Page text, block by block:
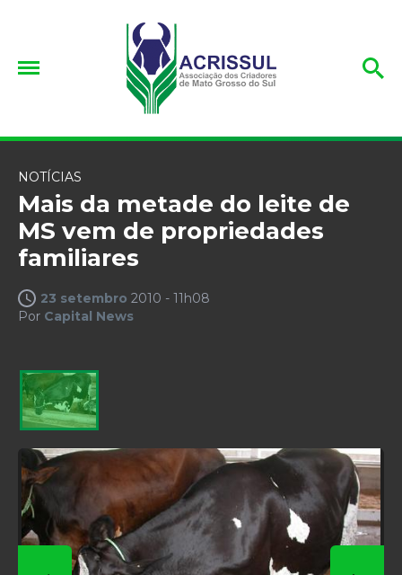
NOTÍCIAS
Mais da metade do leite de
MS vem de propriedades
familiares
23 setembro 2010 - 11h08
Por Capital News